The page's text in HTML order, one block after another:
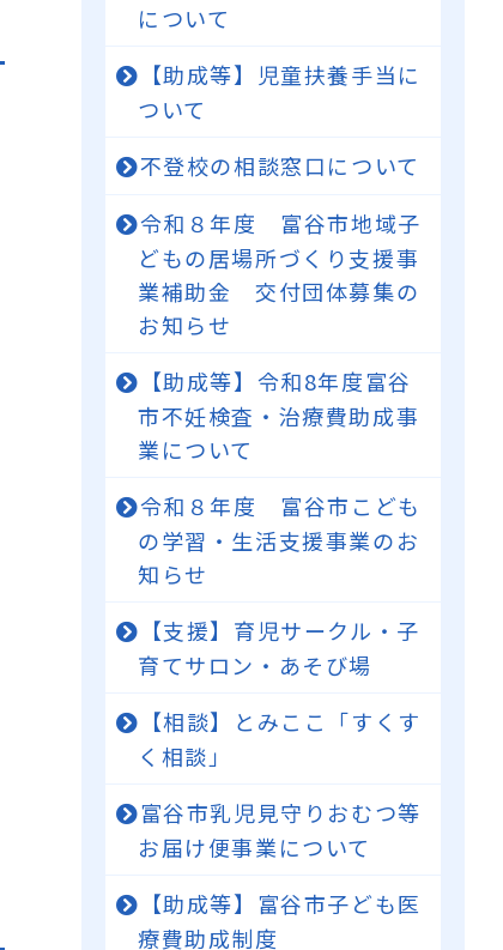
について
【助成等】児童扶養手当に
ついて
不登校の相談窓口について
令和８年度 富谷市地域子
どもの居場所づくり支援事
業補助金 交付団体募集の
お知らせ
【助成等】令和8年度富谷
市不妊検査・治療費助成事
業について
令和８年度 富谷市こども
の学習・生活支援事業のお
知らせ
【支援】育児サークル・子
育てサロン・あそび場
【相談】とみここ「すくす
く相談」
富谷市乳児見守りおむつ等
お届け便事業について
【助成等】富谷市子ども医
療費助成制度